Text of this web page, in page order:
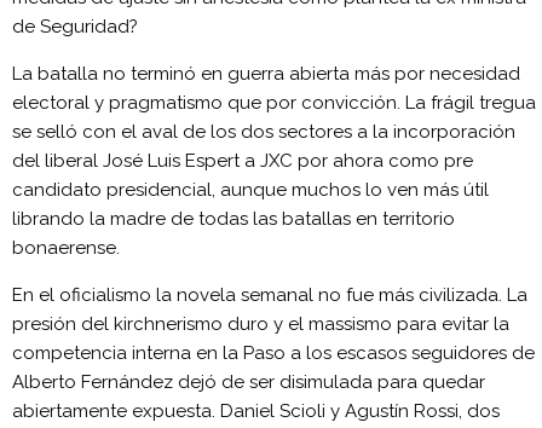
de Seguridad?
La batalla no terminó en guerra abierta más por necesidad
electoral y pragmatismo que por convicción. La frágil tregua
se selló con el aval de los dos sectores a la incorporación
del liberal José Luis Espert a JXC por ahora como pre
candidato presidencial, aunque muchos lo ven más útil
librando la madre de todas las batallas en territorio
bonaerense.
En el oficialismo la novela semanal no fue más civilizada. La
presión del kirchnerismo duro y el massismo para evitar la
competencia interna en la Paso a los escasos seguidores de
Alberto Fernández dejó de ser disimulada para quedar
abiertamente expuesta. Daniel Scioli y Agustín Rossi, dos